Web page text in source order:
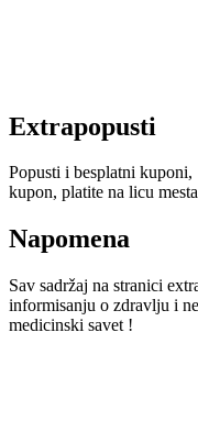
Extrapopusti
Popusti i besplatni
kupon, platite na licu
Napomena
Sav sadržaj na stranici
informisanju o zdravlju i
medicinski savet !